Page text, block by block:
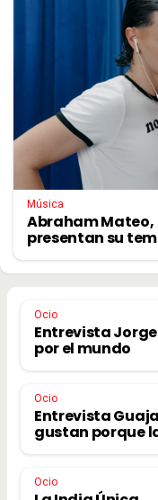
Música
Abraham Mateo,
presentan su
Ocio
Entrevista
por el mundo
Ocio
Entrevista
gustan porque
Ocio